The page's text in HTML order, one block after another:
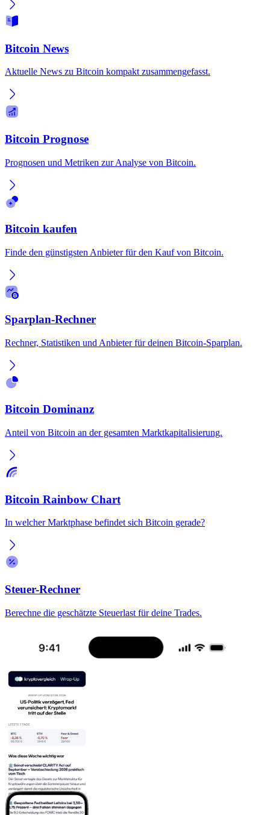
Bitcoin News
Aktuelle News zu Bitcoin kompakt zusammengefasst.
Bitcoin Prognose
Prognosen und Metriken zur Analyse von Bitcoin.
Bitcoin kaufen
Finde den günstigsten Anbieter für den Kauf von Bitcoin.
Sparplan-Rechner
Rechner, Statistiken und Anbieter für deinen Bitcoin-Sparplan.
Bitcoin Dominanz
Anteil von Bitcoin an der gesamten Marktkapitalisierung.
Bitcoin Rainbow Chart
In welcher Marktphase befindet sich Bitcoin gerade?
Steuer-Rechner
Berechne die geschätzte Steuerlast für deine Trades.